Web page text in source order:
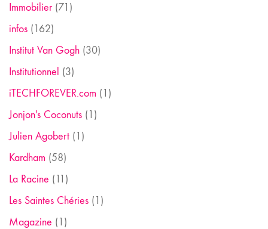
Immobilier(71)
infos (162)
Institut Van Gogh (30)
Institutionnel (3)
iTECHFOREVER.com (1)
Jonjon's Coconuts (1)
Julien Agobert (1)
Kardham (58)
La Racine (11)
Les Saintes Chéries (1)
Magazine (1)